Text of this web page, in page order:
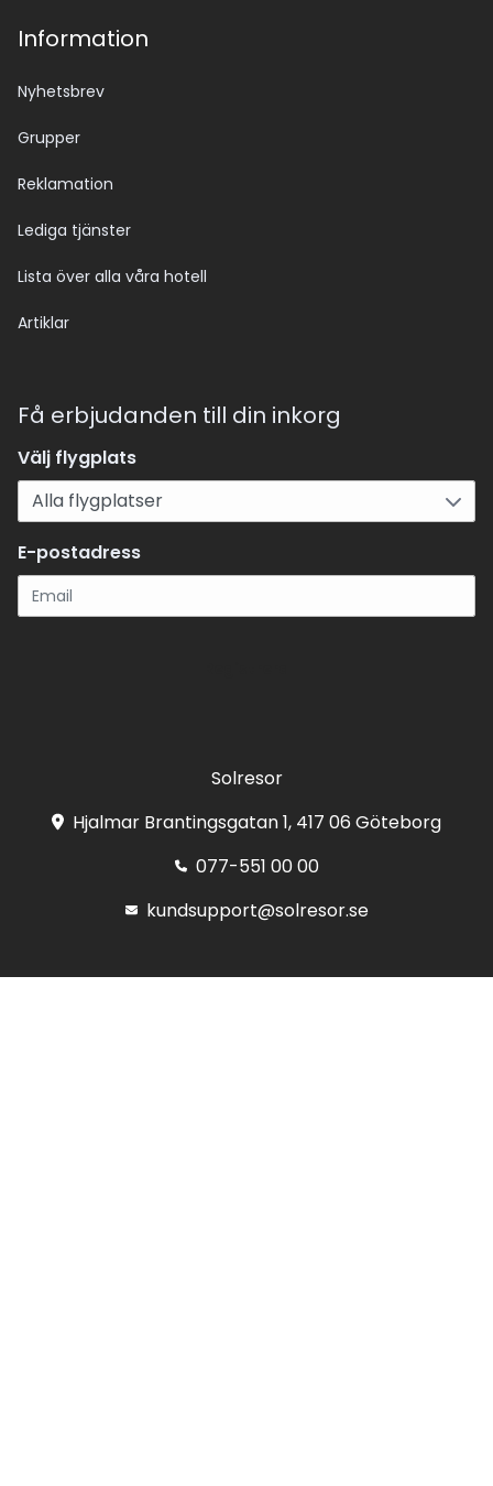
Information
Nyhetsbrev
Grupper
Reklamation
Lediga tjänster
Lista över alla våra hotell
Artiklar
Få erbjudanden till din inkorg
Välj flygplats
E-postadress
Solresor
Hjalmar Brantingsgatan 1, 417 06 Göteborg
077-551 00 00
kundsupport@solresor.se